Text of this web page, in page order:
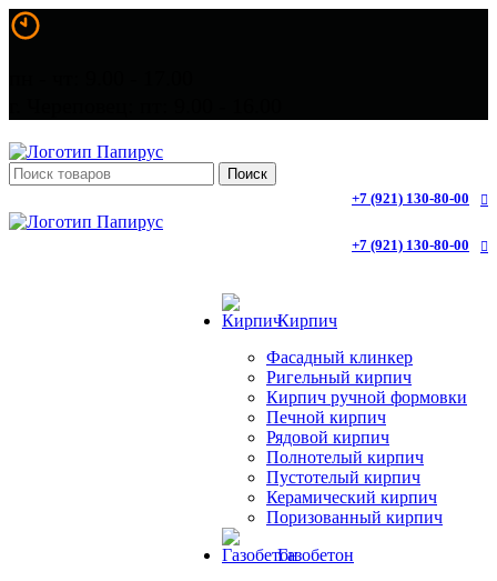
Поиск
+7 (921) 130-80-00
+7 (921) 130-80-00
Кирпич
Фасадный клинкер
Ригельный кирпич
Кирпич ручной формовки
Печной кирпич
Рядовой кирпич
Полнотелый кирпич
Пустотелый кирпич
Керамический кирпич
Поризованный кирпич
Газобетон